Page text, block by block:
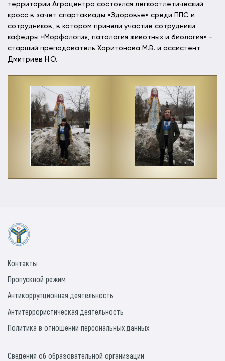
территории Агроцентра состоялся легкоатлетический
кросс в зачет спартакиады «Здоровье» среди ППС и
сотрудников, в котором приняли участие сотрудники
кафедры «Морфология, патология животных и биология» -
старший преподаватель Харитонова М.В. и ассистент
Дмитриев Н.О.
Контакты
Пропускной режим
Антикоррупционная деятельность
Антитеррористическая деятельность
Политика в отношении персональных данных
Сведения об образовательной организации